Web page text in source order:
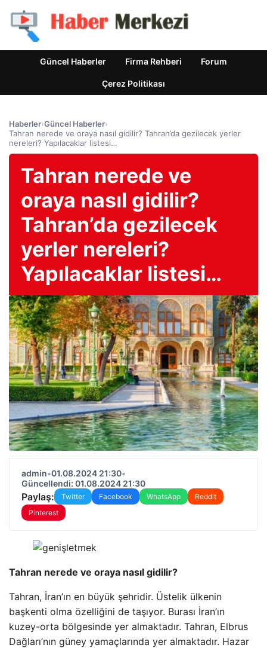
Güncel Haberler Firma Rehberi Forum
Çerez Politikası
Haberler›Güncel Haberler›
Tahran nerede ve oraya nasıl gidilir? Tahran’da gezilecek yerler
nereleri? Yapılacaklar listesi…
Tahran nerede ve
oraya nasıl gidilir?
Tahran’da gezilecek
yerler nereleri?
Yapılacaklar listesi…
admin•01.08.2024 21:30•
Güncellendi: 01.08.2024 21:30
Paylaş: Twitter Facebook WhatsApp
Reddit
Pinterest
Tahran nerede ve oraya nasıl gidilir?
Tahran, İran’ın en büyük şehridir. Üstelik ülkenin
başkenti olma özelliğini de taşıyor. Burası İran’ın
kuzey-orta bölgesinde yer almaktadır. Tahran, Elbrus
Dağları’nın güney yamaçlarında yer almaktadır. Hazar